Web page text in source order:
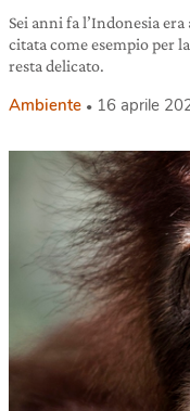
Sei anni fa l’Indonesia
citata come esempio per
resta delicato.
Ambiente 16 aprile